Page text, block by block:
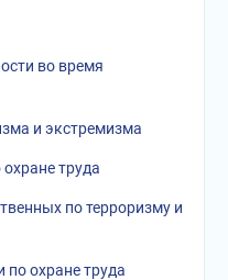
во время
и экстремизма
труда
по терроризму и
по охране труда